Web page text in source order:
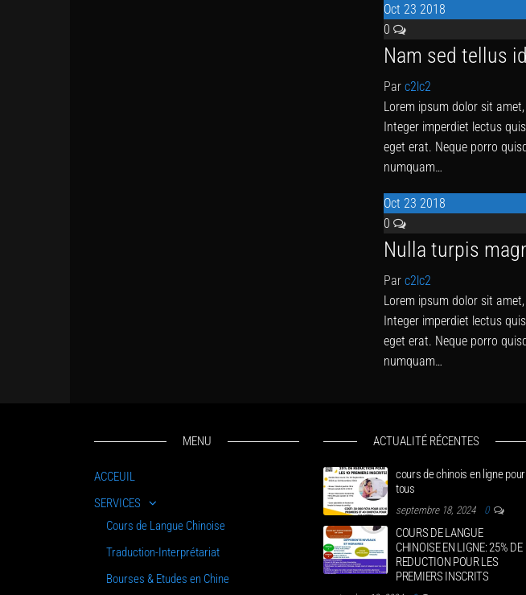
Oct 23 2018
0
Nam sed tellus
Par c2lc2
Lorem ipsum dolor sit
Integer imperdiet lectus
eget erat. Neque porro
numquam…
Oct 23 2018
0
Nulla turpis
Par c2lc2
Lorem ipsum dolor sit
Integer imperdiet lectus
eget erat. Neque porro
numquam…
MENU
ACCEUIL
SERVICES
Cours de Langue Chinoise
Traduction-Interprétariat
Bourses & Etudes en Chine
ACTUALITÉ RÉCENTES
cours de chinois en ligne pour
tous
septembre 18, 2024 0
COURS DE LANGUE
CHINOISE EN LIGNE: 25% DE
REDUCTION POUR LES
PREMIERS INSCRITS